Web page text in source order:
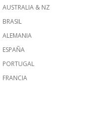
AUSTRALIA & NZ
BRASIL
ALEMANIA
ESPAÑA
PORTUGAL
FRANCIA